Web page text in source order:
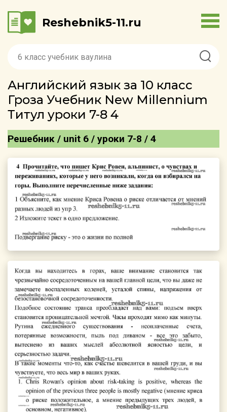
Reshebnik5-11.ru
Английский язык за 10 класс
Гроза Учебник New Millennium
Титул уроки 7-8 4
Решебник / unit 6 / уроки 7-8 / 4